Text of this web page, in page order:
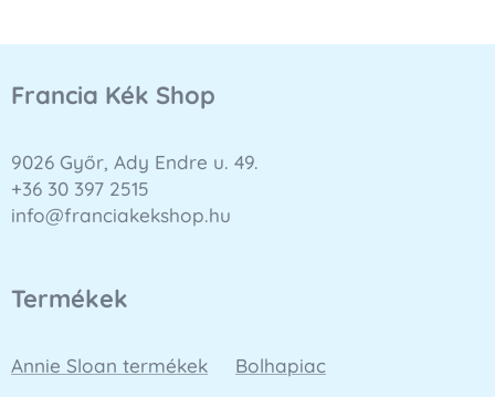
Francia Kék Shop
9026 Győr, Ady Endre u. 49.
+36 30 397 2515
info@franciakekshop.hu
Termékek
Annie Sloan termékek
Bolhapiac